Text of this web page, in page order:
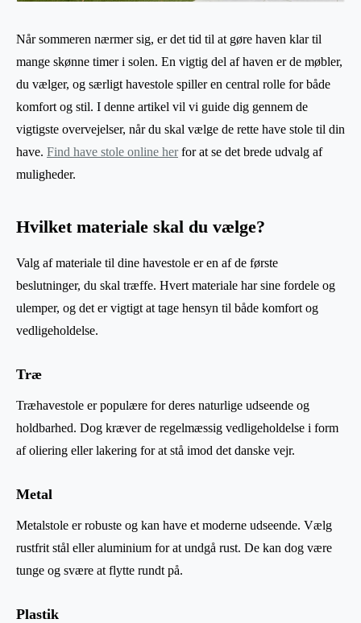
Når sommeren nærmer sig, er det tid til at gøre haven klar til
mange skønne timer i solen. En vigtig del af haven er de møbler,
du vælger, og særligt havestole spiller en central rolle for både
komfort og stil. I denne artikel vil vi guide dig gennem de
vigtigste overvejelser, når du skal vælge de rette have stole til din
have. Find have stole online herfor at se det brede udvalg af
muligheder.
Hvilket materiale skal du vælge?
Valg af materiale til dine havestole er en af de første
beslutninger, du skal træffe. Hvert materiale har sine fordele og
ulemper, og det er vigtigt at tage hensyn til både komfort og
vedligeholdelse.
Træ
Træhavestole er populære for deres naturlige udseende og
holdbarhed. Dog kræver de regelmæssig vedligeholdelse i form
af oliering eller lakering for at stå imod det danske vejr.
Metal
Metalstole er robuste og kan have et moderne udseende. Vælg
rustfrit stål eller aluminium for at undgå rust. De kan dog være
tunge og svære at flytte rundt på.
Plastik